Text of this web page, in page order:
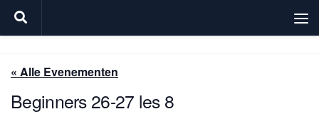
Doorgaan naar inhoud
« Alle Evenementen
Beginners 26-27 les 8